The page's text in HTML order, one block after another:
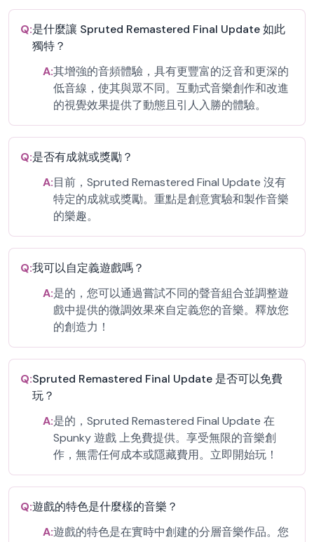
Q:是什麼讓 Spruted Remastered Final Update 如此
獨特？
A:其增強的音頻體驗，具有更豐富的泛音和更深的
低音線，使其與眾不同。互動式音樂創作和改進
的視覺效果提供了動態且引人入勝的體驗。
Q:是否有成就或獎勵？
A:目前，Spruted Remastered Final Update 沒有
特定的成就或獎勵。重點是創意實驗和製作音樂
的樂趣。
Q:我可以自定義遊戲嗎？
A:是的，您可以通過嘗試不同的聲音組合並調整遊
戲中提供的微調效果來自定義您的音樂。釋放您
的創造力！
Q:Spruted Remastered Final Update 是否可以免費
玩？
A:是的，Spruted Remastered Final Update 在
Spunky 遊戲 上免費提供。享受無限的音樂創
作，無需任何成本或隱藏費用。立即開始玩！
Q:遊戲的特色是什麼樣的音樂？
A:遊戲的特色是在實時中創建的分層音樂作品。您